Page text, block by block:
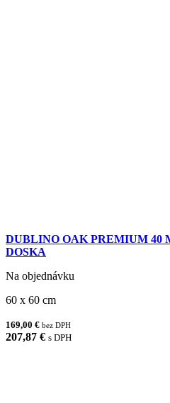
DUBLINO OAK PREMIUM 40
DOSKA
Na objednávku
60 x 60 cm
169,00 € bez DPH
207,87 € s DPH